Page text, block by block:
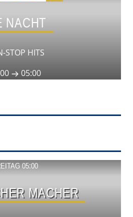
NACHT
STOP HITS
05:00
05:00
MACHER